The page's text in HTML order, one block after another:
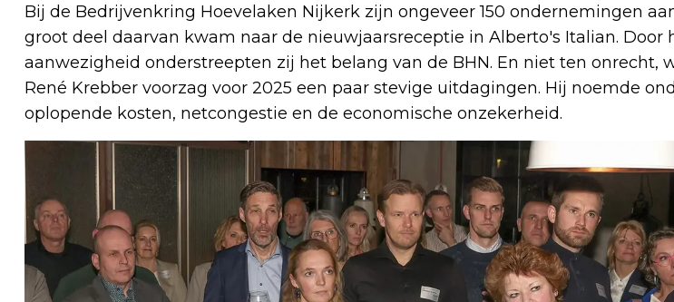
Bij de Bedrijvenkring Hoevelaken Nijkerk zijn ongeveer 150 ondernemingen
groot deel daarvan kwam naar de nieuwjaarsreceptie in Alberto's Italian. Door
aanwezigheid onderstreepten zij het belang van de BHN. En niet ten onrecht,
René Krebber voorzag voor 2025 een paar stevige uitdagingen. Hij noemde
oplopende kosten, netcongestie en de economische onzekerheid.